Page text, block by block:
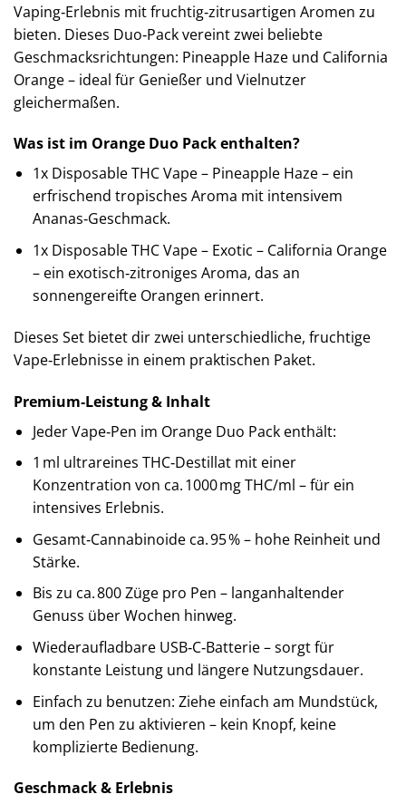
Vaping‑Erlebnis mit fruchtig‑zitrusartigen Aromen zu
bieten. Dieses Duo‑Pack vereint zwei beliebte
Geschmacksrichtungen: Pineapple Haze und California
Orange – ideal für Genießer und Vielnutzer
gleichermaßen.
Was ist im Orange Duo Pack enthalten?
1x Disposable THC Vape – Pineapple Haze – ein
erfrischend tropisches Aroma mit intensivem
Ananas‑Geschmack.
1x Disposable THC Vape – Exotic – California Orange
– ein exotisch‑zitroniges Aroma, das an
sonnengereifte Orangen erinnert.
Dieses Set bietet dir zwei unterschiedliche, fruchtige
Vape‑Erlebnisse in einem praktischen Paket.
Premium‑Leistung & Inhalt
Jeder Vape‑Pen im Orange Duo Pack enthält:
1 ml ultrareines THC‑Destillat mit einer
Konzentration von ca. 1000 mg THC/ml – für ein
intensives Erlebnis.
Gesamt‑Cannabinoide ca. 95 % – hohe Reinheit und
Stärke.
Bis zu ca. 800 Züge pro Pen – langanhaltender
Genuss über Wochen hinweg.
Wiederaufladbare USB‑C‑Batterie – sorgt für
konstante Leistung und längere Nutzungsdauer.
Einfach zu benutzen: Ziehe einfach am Mundstück,
um den Pen zu aktivieren – kein Knopf, keine
komplizierte Bedienung.
Geschmack & Erlebnis